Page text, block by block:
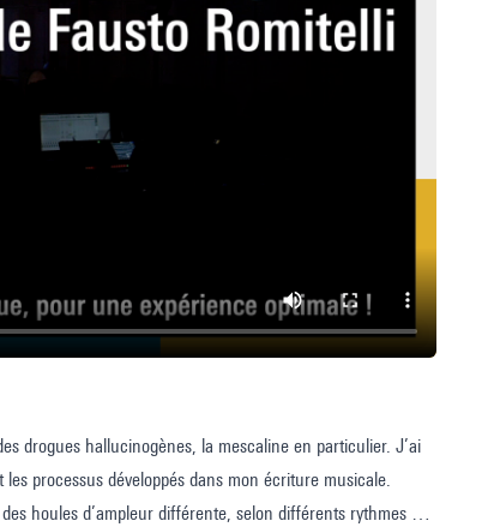
drogues hallucinogènes, la mescaline en particulier. J’ai
processus développés dans mon écriture musicale.
houles d’ampleur différente, selon différents rythmes de